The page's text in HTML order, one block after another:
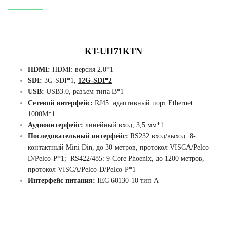
KT-UH71KTN
HDMI: HDMI: версия 2.0*1
SDI: 3G-SDI*1, 12G-SDI*2
USB: USB3.0, разъем типа B*1
Сетевой интерфейс: RJ45: адаптивный порт Ethernet
1000M*1
Аудиоинтерфейс: линейный вход, 3,5 мм*1
Последовательный интерфейс: RS232 вход/выход: 8-
контактный Mini Din, до 30 метров, протокол VISCA/Pelco-
D/Pelco-P*1; RS422/485: 9-Core Phoenix, до 1200 метров,
протокол VISCA/Pelco-D/Pelco-P*1
Интерфейс питания: IEC 60130-10 тип A